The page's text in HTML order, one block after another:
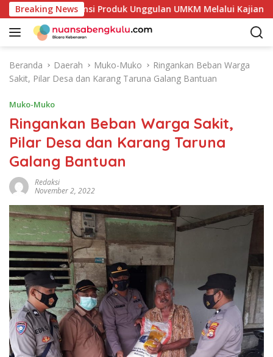
a
Breaking News
Petakan Potensi Produk Unggulan UMKM Melalui Kajian Bank
Beranda Daerah Muko-Muko
Ringankan Beban Warga
Sakit, Pilar Desa dan Karang Taruna Galang Bantuan
Muko-Muko
Ringankan Beban Warga Sakit,
Pilar Desa dan Karang Taruna
Galang Bantuan
Redaksi
November 2, 2022